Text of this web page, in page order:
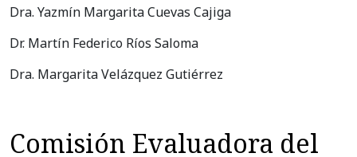
Dra. Yazmín Margarita Cuevas Cajiga
Dr. Martín Federico Ríos Saloma
Dra. Margarita Velázquez Gutiérrez
Comisión Evaluadora del